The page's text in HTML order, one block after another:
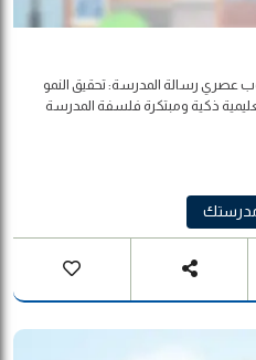
رؤية المدرسة: متعة التعلم الذكي بأسلوب عصري رسالة المدرسة: تحقيق النمو
الشامل والمتكامل للطفل داخل بيئة تعليمية ذكية ومبتكرة فلسفة المدرسة
اللغتين العربية والانجليزية بصورة